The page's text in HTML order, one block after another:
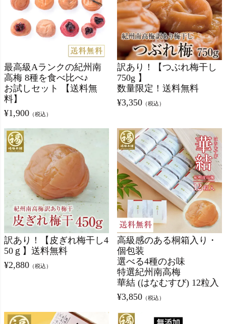
最高級Aランクの紀州南
高梅 8種を食べ比べ♪
お試しセット 【送料無
料】
¥1,900 （税込）
訳あり！【つぶれ梅干し
750g 】
数量限定！送料無料
¥3,350 （税込）
訳あり！【皮ぎれ梅干し4
50ｇ】送料無料
¥2,880 （税込）
高級感のある桐箱入り・
個包装
選べる4種のお味
特選紀州南高梅
華結 (はなむすび) 12粒入
¥3,850 （税込）